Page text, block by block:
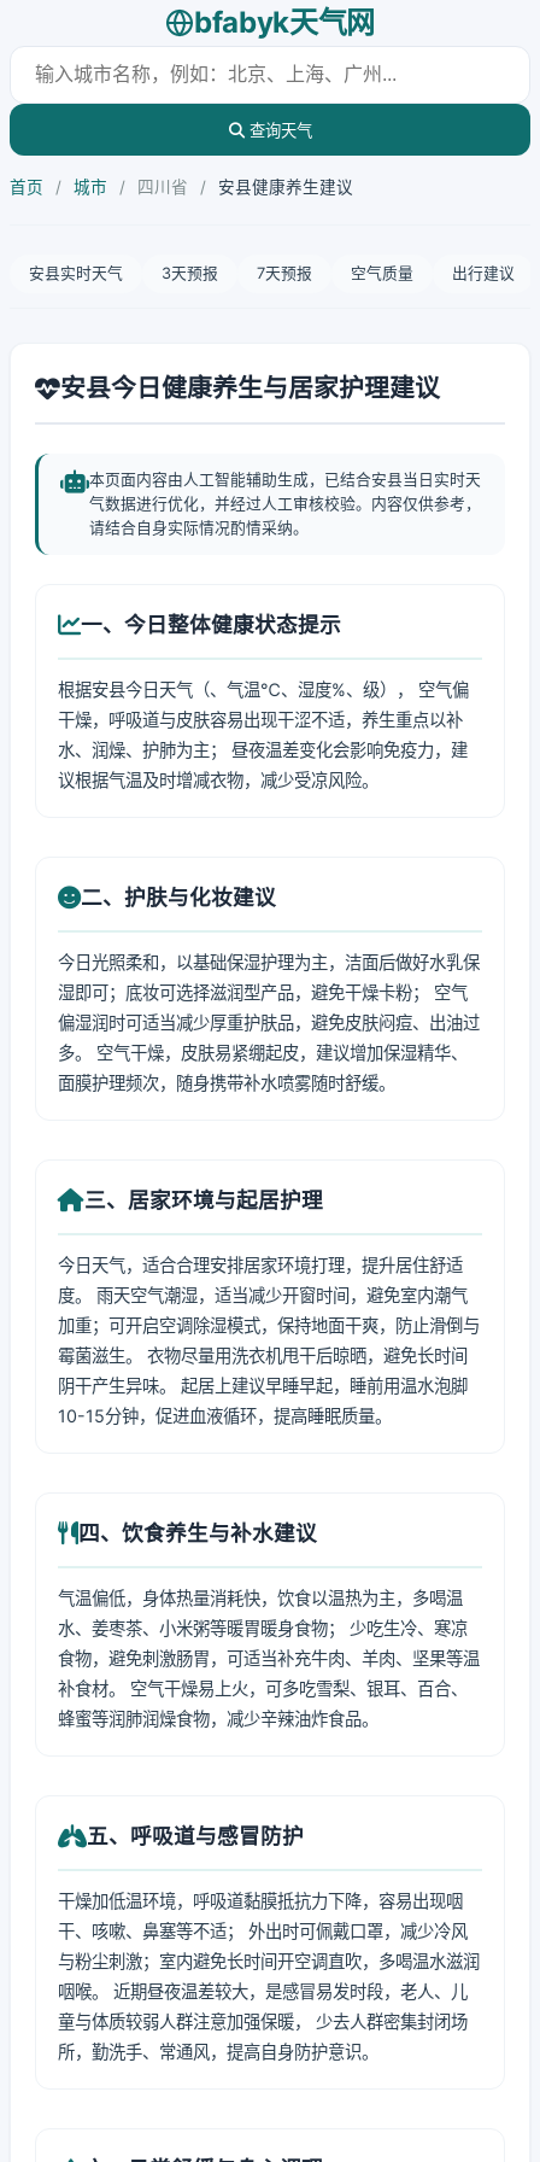
bfabyk天气网
查询天气
首页 / 城市 / 四川省 / 安县健康养生建议
安县实时天气 3天预报 7天预报 空气质量 出行建议
安县今日健康养生与居家护理建议
本页面内容由人工智能辅助生成，已结合安县当日实时天
气数据进行优化，并经过人工审核校验。内容仅供参考，
请结合自身实际情况酌情采纳。
一、今日整体健康状态提示
根据安县今日天气（、气温℃、湿度%、级）， 空气偏
干燥，呼吸道与皮肤容易出现干涩不适，养生重点以补
水、润燥、护肺为主； 昼夜温差变化会影响免疫力，建
议根据气温及时增减衣物，减少受凉风险。
二、护肤与化妆建议
今日光照柔和，以基础保湿护理为主，洁面后做好水乳保
湿即可；底妆可选择滋润型产品，避免干燥卡粉； 空气
偏湿润时可适当减少厚重护肤品，避免皮肤闷痘、出油过
多。 空气干燥，皮肤易紧绷起皮，建议增加保湿精华、
面膜护理频次，随身携带补水喷雾随时舒缓。
三、居家环境与起居护理
今日天气，适合合理安排居家环境打理，提升居住舒适
度。 雨天空气潮湿，适当减少开窗时间，避免室内潮气
加重；可开启空调除湿模式，保持地面干爽，防止滑倒与
霉菌滋生。 衣物尽量用洗衣机甩干后晾晒，避免长时间
阴干产生异味。 起居上建议早睡早起，睡前用温水泡脚
10-15分钟，促进血液循环，提高睡眠质量。
四、饮食养生与补水建议
气温偏低，身体热量消耗快，饮食以温热为主，多喝温
水、姜枣茶、小米粥等暖胃暖身食物； 少吃生冷、寒凉
食物，避免刺激肠胃，可适当补充牛肉、羊肉、坚果等温
补食材。 空气干燥易上火，可多吃雪梨、银耳、百合、
蜂蜜等润肺润燥食物，减少辛辣油炸食品。
五、呼吸道与感冒防护
干燥加低温环境，呼吸道黏膜抵抗力下降，容易出现咽
干、咳嗽、鼻塞等不适； 外出时可佩戴口罩，减少冷风
与粉尘刺激；室内避免长时间开空调直吹，多喝温水滋润
咽喉。 近期昼夜温差较大，是感冒易发时段，老人、儿
童与体质较弱人群注意加强保暖， 少去人群密集封闭场
所，勤洗手、常通风，提高自身防护意识。